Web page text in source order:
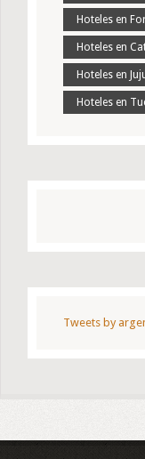
Hoteles en
Hoteles en
Hoteles en
Hoteles en
Tweets by